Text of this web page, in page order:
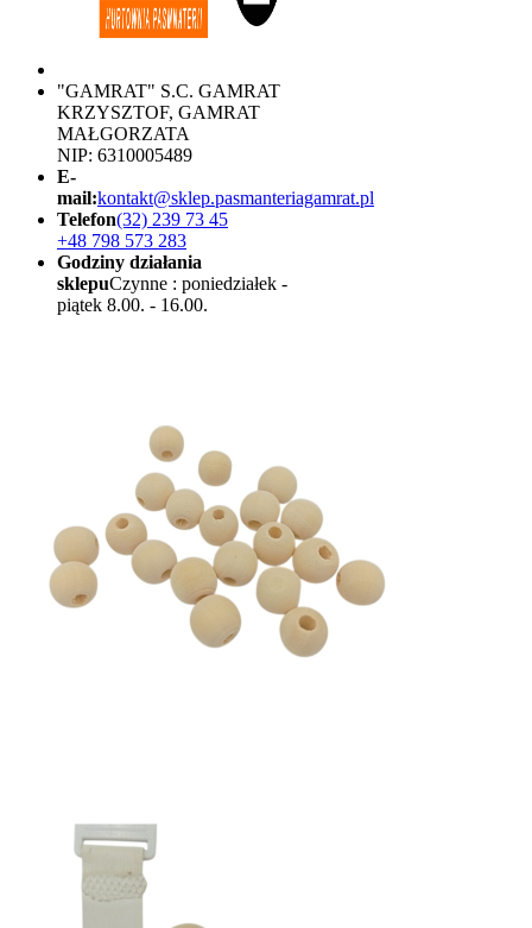
"GAMRAT" S.C. GAMRAT
KRZYSZTOF, GAMRAT
MAŁGORZATA
NIP: 6310005489
E-
mail:kontakt@sklep.pasmanteriagamrat.pl
Telefon(32) 239 73 45
+48 798 573 283
Godziny działania
sklepuCzynne : poniedziałek -
piątek 8.00. - 16.00.